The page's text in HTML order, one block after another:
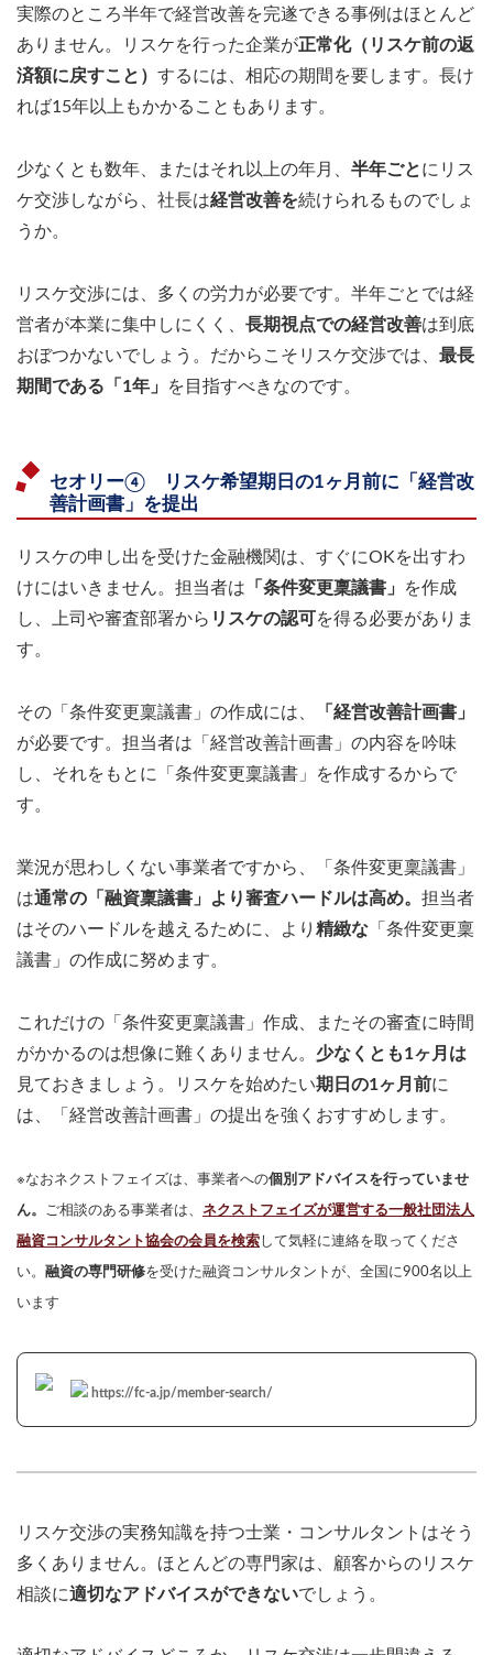
実際のところ半年で経営改善を完遂できる事例はほとんど
ありません。リスケを行った企業が正常化（リスケ前の返
済額に戻すこと） するには、相応の期間を要します。長け
れば15年以上もかかることもあります。
少なくとも数年、またはそれ以上の年月、 半年ごとにリス
ケ交渉しながら、社長は経営改善を続けられるものでしょ
うか。
リスケ交渉には、多くの労力が必要です。半年ごとでは経
営者が本業に集中しにくく、 長期視点での経営改善は到底
おぼつかないでしょう。だからこそリスケ交渉では、 最長
期間である「1年」
を目指すべきなのです。
セオリー④ リスケ希望期日の1ヶ月前に「経営改
善計画書」を提出
リスケの申し出を受けた金融機関は、すぐにOKを出すわ
けにはいきません。担当者は 「条件変更稟議書」
を作成
し、上司や審査部署から リスケの認可 を得る必要がありま
す。
その「条件変更稟議書」の作成には、
「経営改善計画書」
が必要です。担当者は「経営改善計画書」の内容を吟味
し、それをもとに「条件変更稟議書」を作成するからで
す。
業況が思わしくない事業者ですから、「条件変更稟議書」
は通常の「融資稟議書」より審査ハードルは高め。 担当者
はそのハードルを越えるために、より 精緻な 「条件変更稟
議書」の作成に努めます。
これだけの「条件変更稟議書」作成、またその審査に時間
がかかるのは想像に難くありません。 少なくとも1ヶ月は
見ておきましょう。リスケを始めたい期日の1ヶ月前に
は、「経営改善計画書」の提出を強くおすすめします。
※なおネクストフェイズは、事業者への個別アドバイスを行っていませ
ん。
ご相談のある事業者は、 ネクストフェイズが運営する一般社団法人
融資コンサルタント協会の会員を検索して気軽に連絡を取ってくださ
い。 融資の専門研修を受けた融資コンサルタントが、全国に900名以上
います
https://fc-a.jp/member-search/
リスケ交渉の実務知識を持つ士業・コンサルタントはそう
多くありません。ほとんどの専門家は、顧客からのリスケ
相談に適切なアドバイスができないでしょう。